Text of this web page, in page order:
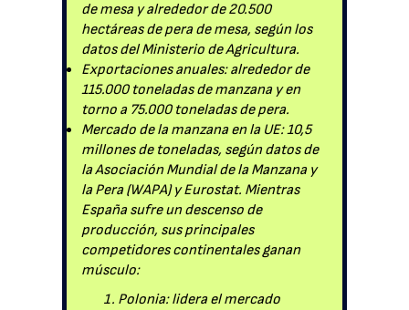
de mesa y alrededor de 20.500
hectáreas de pera de mesa, según los
datos del Ministerio de Agricultura.
Exportaciones anuales: alrededor de
115.000 toneladas de manzana y en
torno a 75.000 toneladas de pera.
Mercado de la manzana en la UE: 10,5
millones de toneladas, según datos de
la Asociación Mundial de la Manzana y
la Pera (WAPA) y Eurostat. Mientras
España sufre un descenso de
producción, sus principales
competidores continentales ganan
músculo:
Polonia: lidera el mercado